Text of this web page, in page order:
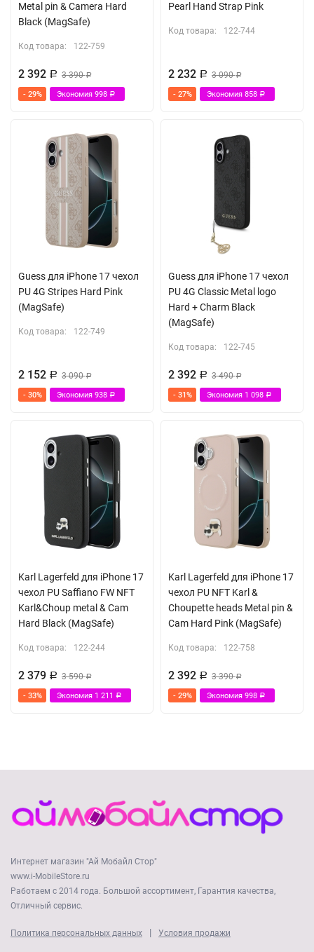
Metal pin & Camera Hard
Black (MagSafe)
Код товара: 122-759
2 392 Р 3 390Р
- 29% Экономия 998 Р
Pearl Hand Strap Pink
Код товара: 122-744
2 232 Р 3 090Р
- 27% Экономия 858 Р
Guess для iPhone 17 чехол
PU 4G Stripes Hard Pink
(MagSafe)
Код товара: 122-749
2 152 Р 3 090Р
- 30% Экономия 938 Р
Guess для iPhone 17 чехол
PU 4G Classic Metal logo
Hard + Charm Black
(MagSafe)
Код товара: 122-745
2 392 Р 3 490Р
- 31% Экономия 1 098 Р
Karl Lagerfeld для iPhone 17
чехол PU Saffiano FW NFT
Karl&Choup metal & Cam
Hard Black (MagSafe)
Код товара: 122-244
2 379 Р 3 590Р
- 33% Экономия 1 211 Р
Karl Lagerfeld для iPhone 17
чехол PU NFT Karl &
Choupette heads Metal pin &
Cam Hard Pink (MagSafe)
Код товара: 122-758
2 392 Р 3 390Р
- 29% Экономия 998 Р
Интернет магазин "Ай Мобайл Стор"
www.i-MobileStore.ru
Работаем с 2014 года. Большой ассортимент, Гарантия качества,
Отличный сервис.
Политика персональных данных | Условия продажи